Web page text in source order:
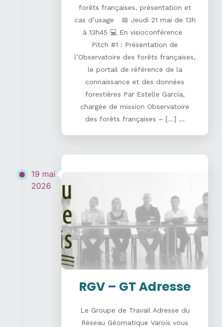
forêts françaises, présentation et
cas d’usage 📅 Jeudi 21 mai de 13h
à 13h45 💻 En visioconférence
Pitch #1 : Présentation de
l’Observatoire des forêts françaises,
le portail de référence de la
connaissance et des données
forestières Par Estelle Garcia,
chargée de mission Observatoire
des forêts françaises – […] ...
19 mai
2026
RGV – GT Adresse
Le Groupe de Travail Adresse du
Réseau Géomatique Varois vous